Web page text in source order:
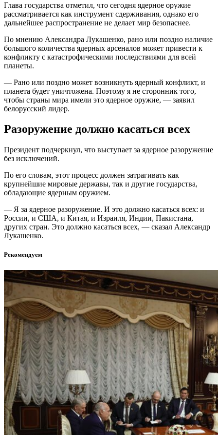
Глава государства отметил, что сегодня ядерное оружие
рассматривается как инструмент сдерживания, однако его
дальнейшее распространение не делает мир безопаснее.
По мнению Александра Лукашенко, рано или поздно наличие
большого количества ядерных арсеналов может привести к
конфликту с катастрофическими последствиями для всей
планеты.
— Рано или поздно может возникнуть ядерный конфликт, и
планета будет уничтожена. Поэтому я не сторонник того,
чтобы страны мира имели это ядерное оружие, — заявил
белорусский лидер.
Разоружение должно касаться всех
Президент подчеркнул, что выступает за ядерное разоружение
без исключений.
По его словам, этот процесс должен затрагивать как
крупнейшие мировые державы, так и другие государства,
обладающие ядерным оружием.
— Я за ядерное разоружение. И это должно касаться всех: и
России, и США, и Китая, и Израиля, Индии, Пакистана,
других стран. Это должно касаться всех, — сказал Александр
Лукашенко.
Рекомендуем